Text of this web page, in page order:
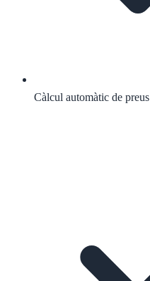
Càlcul automàtic de preus